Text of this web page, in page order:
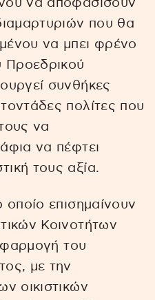
να αποφασίσουν
που θα
να μπει φρένο
Προεδρικού
συνθήκες
πολίτες που
να
να πέφτει
τους αξία.
επισημαίνουν
Κοινοτήτων
του
με την
οικιστικών